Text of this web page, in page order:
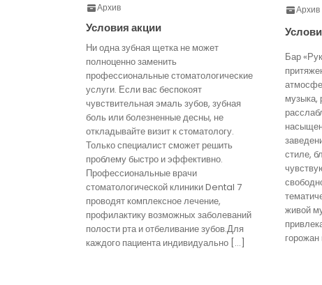
Архив
Условия акции
Ни одна зубная щетка не может
полноценно заменить
профессиональные стоматологические
услуги. Если вас беспокоят
чувствительная эмаль зубов, зубная
боль или болезненные десны, не
откладывайте визит к стоматологу.
Только специалист сможет решить
проблему быстро и эффективно.
Профессиональные врачи
стоматологической клиники Dental 7
проводят комплексное лечение,
профилактику возможных заболеваний
полости рта и отбеливание зубов.Для
каждого пациента индивидуально […]
Архив
Бар
музыка,
стиле,
живой